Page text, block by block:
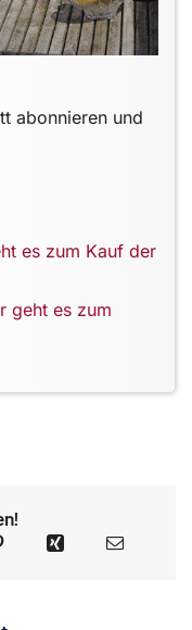
abonnieren und
es zum Kauf der
geht es zum